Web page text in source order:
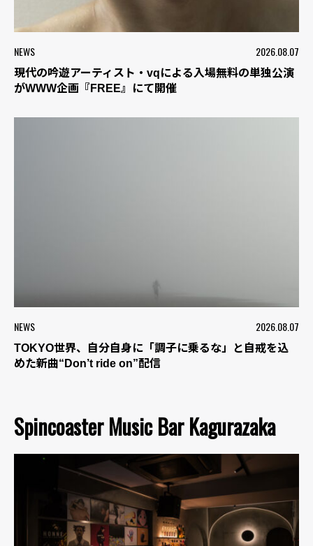
NEWS 2026.08.07
現代の吟遊アーティスト・vqによる入場無料の単独公演
がWWW企画『FREE』にて開催
NEWS 2026.08.07
TOKYO世界、自分自身に「調子に乗るな」と自戒を込
めた新曲“Don’t ride on”配信
Spincoaster Music Bar Kagurazaka